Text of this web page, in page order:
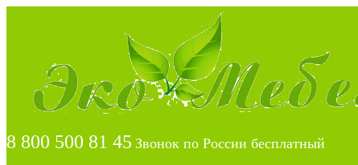
8 800 500 81 45 Звонок по России бесплатный